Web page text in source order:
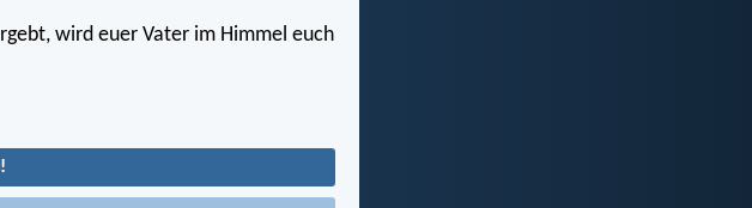
wird euer Vater im Himmel euch